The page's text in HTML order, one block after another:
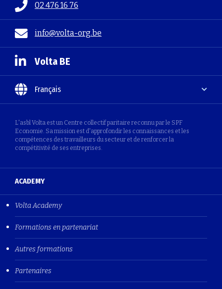
02 476 16 76
info@volta-org.be
L'asbl Volta est un Centre collectif paritaire reconnu par le SPF
Economie. Sa mission est d'approfondir les connaissances et les
compétences des travailleurs du secteur et de renforcer la
compétitivité de ses entreprises.
Volta BE
Français
ACADEMY
Volta Academy
Formations en partenariat
Autres formations
Partenaires